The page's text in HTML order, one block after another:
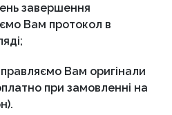
завершення
Вам протокол в
Вам оригінали
при замовленні на